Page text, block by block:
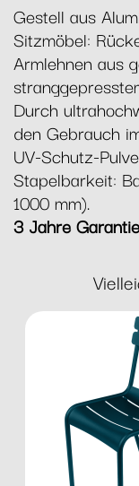
Gestell aus
Sitzmöbel:
Armlehnen aus
Durch
den Gebrauch
UV-Schutz-
Stapelbarkeit:
1000 mm).
3 Jahre Garantie